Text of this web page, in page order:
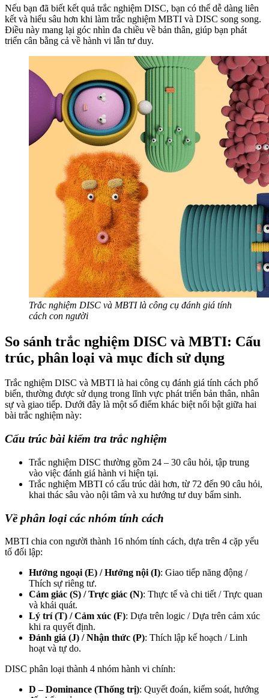
Nếu bạn đã biết kết quả trắc nghiệm DISC, bạn có thể dễ dàng liên
kết và hiểu sâu hơn khi làm trắc nghiệm MBTI và DISC song song.
Điều này mang lại góc nhìn đa chiều về bản thân, giúp bạn phát
triển cân bằng cả về hành vi lẫn tư duy.
Trắc nghiệm DISC và MBTI là công cụ đánh giá tính
cách con người
So sánh trắc nghiệm DISC và MBTI: Cấu
trúc, phân loại và mục đích sử dụng
Trắc nghiệm DISC và MBTI là hai công cụ đánh giá tính cách phổ
biến, thường được sử dụng trong lĩnh vực phát triển bản thân, nhân
sự và giao tiếp. Dưới đây là một số điểm khác biệt nổi bật giữa hai
bài trắc nghiệm này:
Cấu trúc bài kiểm tra trắc nghiệm
Trắc nghiệm DISC thường gồm 24 – 30 câu hỏi, tập trung
vào việc đánh giá hành vi hiện tại.
Trắc nghiệm MBTI có cấu trúc dài hơn, từ 72 đến 90 câu hỏi,
khai thác sâu vào nội tâm và xu hướng tư duy bẩm sinh.
Về phân loại các nhóm tính cách
MBTI chia con người thành 16 nhóm tính cách, dựa trên 4 cặp yếu
tố đối lập:
Hướng ngoại (E) / Hướng nội (I): Giao tiếp năng động /
Thích sự riêng tư.
Cảm giác (S) / Trực giác (N): Thực tế và chi tiết / Trực quan
và khái quát.
Lý trí (T) / Cảm xúc (F): Dựa trên logic / Dựa trên cảm xúc
khi ra quyết định.
Đánh giá (J) / Nhận thức (P): Thích lập kế hoạch / Linh
hoạt và tự do.
DISC phân loại thành 4 nhóm hành vi chính:
D – Dominance (Thống trị): Quyết đoán, kiểm soát, hướng